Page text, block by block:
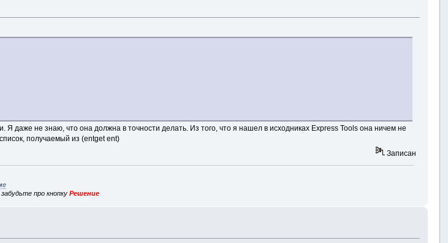
Я даже не знаю, что она должна в точности делать. Из того, что я нашел в исходниках Express Tools она ничем не
получаемый из (entget ent)
Записан
забудьте про кнопкуРешение